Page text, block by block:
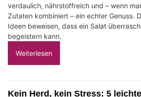
verdaulich, nährstoffreich und – wenn
Zutaten kombiniert – ein echter Genuss.
Ideen beweisen, dass ein Salat
begeistern kann.
Weiterlesen
Kein Herd, kein Stress: 5